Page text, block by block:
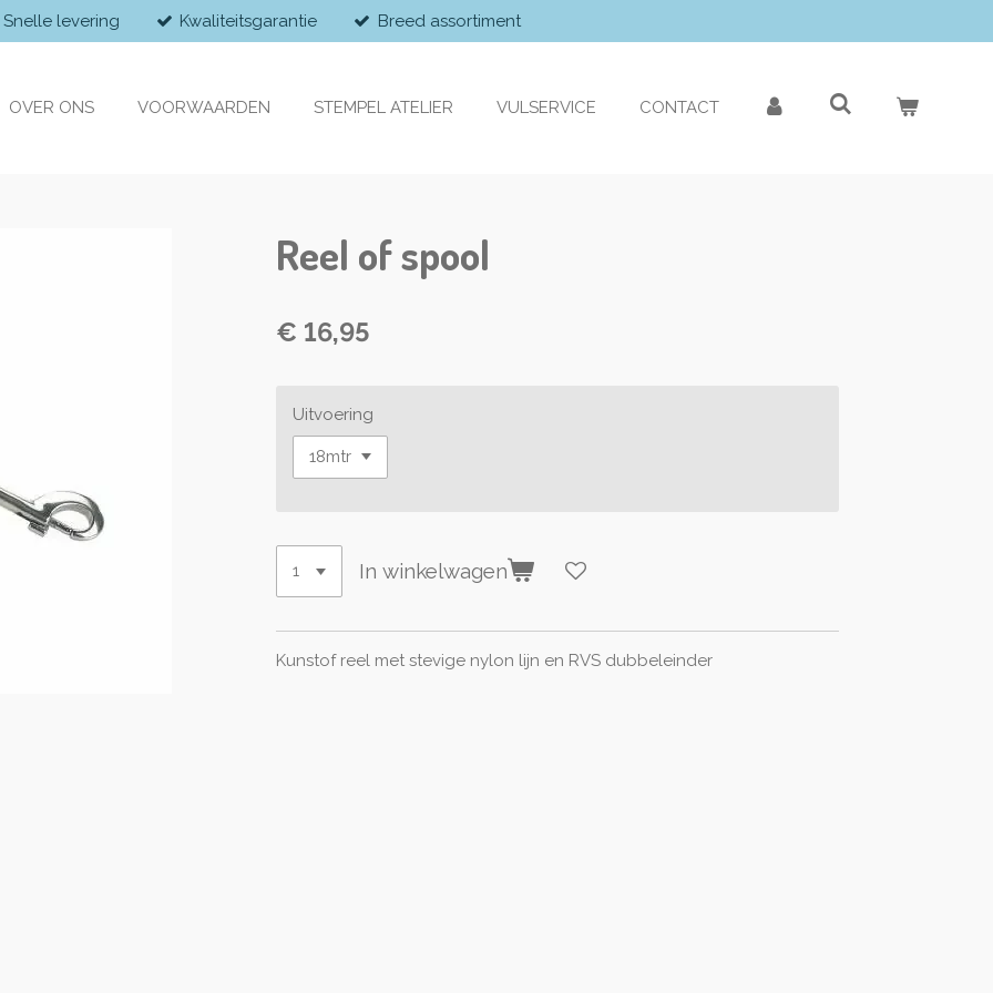
Snelle levering Kwaliteitsgarantie Breed assortiment
OVER ONS VOORWAARDEN STEMPEL ATELIER VULSERVICE CONTACT
Reel of spool
€ 16,95
Uitvoering
In winkelwagen
Kunstof reel met stevige nylon lijn en RVS dubbeleinder